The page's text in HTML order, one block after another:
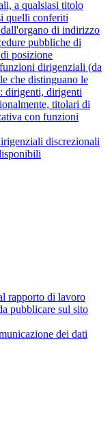
a qualsiasi titolo
quelli conferiti
di indirizzo
pubbliche di
posizione
dirigenziali (da
che distinguano le
dirigenti, dirigenti
titolari di
con funzioni
discrezionali
rapporto di lavoro
pubblicare sul sito
dei dati